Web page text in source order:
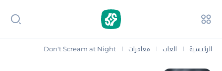
الرئيسية | العاب | مغامرات |
Don't Scream at Night